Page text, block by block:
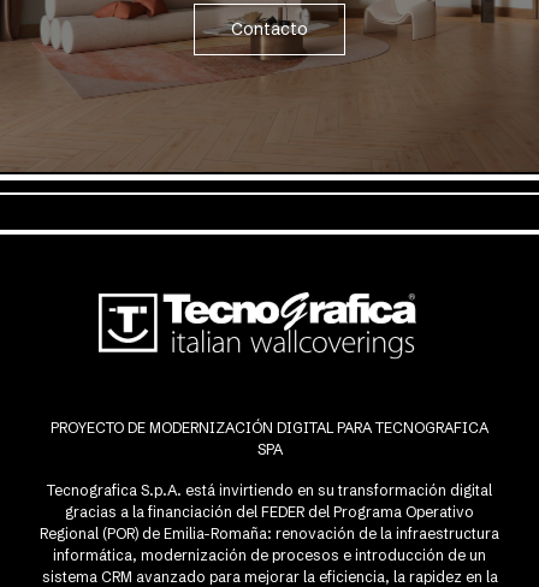
Contacto
PROYECTO DE MODERNIZACIÓN DIGITAL PARA TECNOGRAFICA
SPA
Tecnografica S.p.A. está invirtiendo en su transformación digital
gracias a la financiación del FEDER del Programa Operativo
Regional (POR) de Emilia-Romaña: renovación de la infraestructura
informática, modernización de procesos e introducción de un
sistema CRM avanzado para mejorar la eficiencia, la rapidez en la